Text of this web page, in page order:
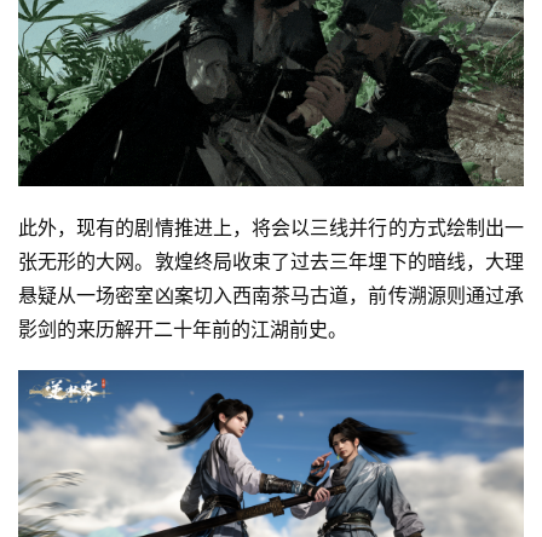
首
页
游
茶
原
游
此外，现有的剧情推进上，将会以三线并行的方式绘制出一
张无形的大网。敦煌终局收束了过去三年埋下的暗线，大理
悬疑从一场密室凶案切入西南茶马古道，前传溯源则通过承
影剑的来历解开二十年前的江湖前史。